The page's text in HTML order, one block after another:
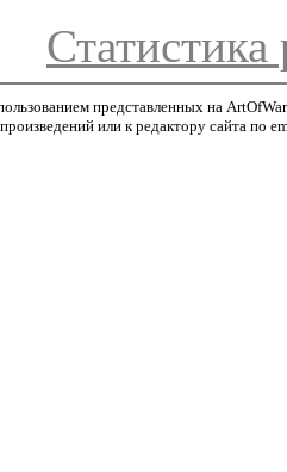
Статистика
представленных на
или к редактору сайта по